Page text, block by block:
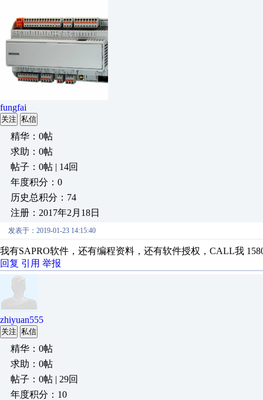
fungfai
关注 私信
精华：0帖
求助：0帖
帖子：0帖 | 14回
年度积分：0
历史总积分：74
注册：2017年2月18日
发表于：2019-01-23 14:15:40
我有SAPRO软件，还有编程资料，还有软件授权，CALL我
回复 引用 举报
zhiyuan555
关注 私信
精华：0帖
求助：0帖
帖子：0帖 | 29回
年度积分：10